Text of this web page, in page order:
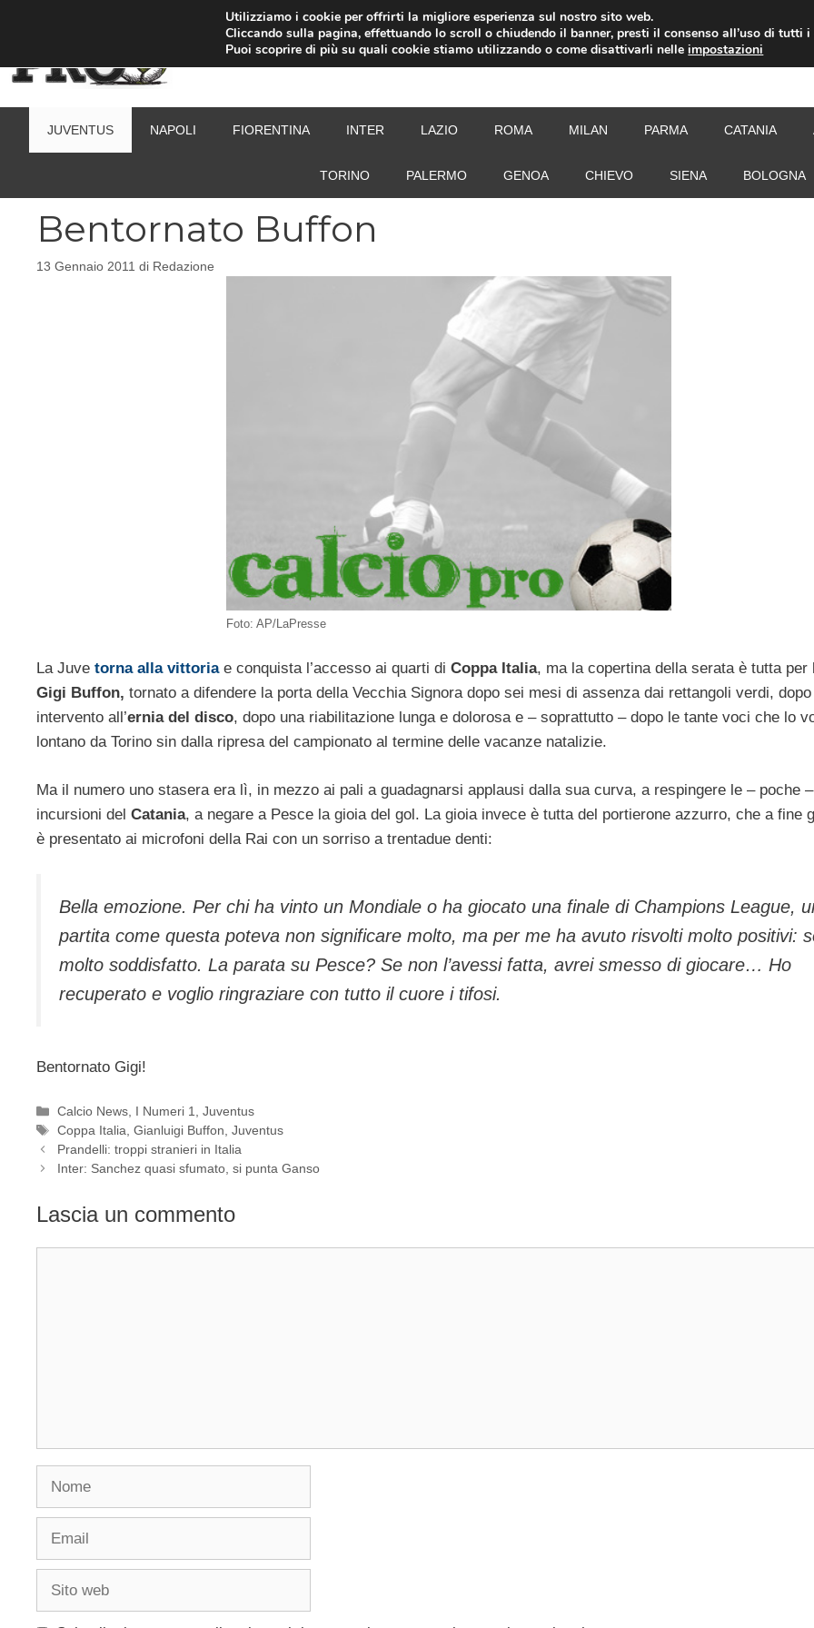
JUVENTUS NAPOLI FIORENTINA INTER LAZIO ROMA MILAN PARMA CATANIA
TORINO PALERMO GENOA CHIEVO SIENA BOLOGNA
Bentornato Buffon
13 Gennaio 2011 di Redazione
Foto: AP/LaPresse
La Juve torna alla vittoriae conquista l’accesso ai quarti di Coppa Italia, ma la copertina della serata è tutta per
Gigi Buffon, tornato a difendere la porta della Vecchia Signora dopo sei mesi di assenza dai rettangoli verdi,
intervento all’ernia del disco, dopo una riabilitazione lunga e dolorosa e – soprattutto – dopo le tante voci che lo
lontano da Torino sin dalla ripresa del campionato al termine delle vacanze natalizie.
Ma il numero uno stasera era lì, in mezzo ai pali a guadagnarsi applausi dalla sua curva, a respingere le – poche –
incursioni del Catania, a negare a Pesce la gioia del gol. La gioia invece è tutta del portierone azzurro, che a fine
è presentato ai microfoni della Rai con un sorriso a trentadue denti:
Bella emozione. Per chi ha vinto un Mondiale o ha giocato una finale di Champions League,
partita come questa poteva non significare molto, ma per me ha avuto risvolti molto positivi:
molto soddisfatto. La parata su Pesce? Se non l’avessi fatta, avrei smesso di giocare… Ho
recuperato e voglio ringraziare con tutto il cuore i tifosi.
Bentornato Gigi!
Categorie
Calcio News, I Numeri 1,Juventus
Tag
Coppa Italia,Gianluigi Buffon,Juventus
Prandelli: troppi stranieri in Italia
Inter: Sanchez quasi sfumato, si punta Ganso
Lascia un commento
Nome
Email
Sito
Utilizziamo i cookie per offrirti la migliore esperienza sul nostro sito web.
Cliccando sulla pagina, effettuando lo scroll o chiudendo il banner, presti il consenso all’uso di tutti i
Puoi scoprire di più su quali cookie stiamo utilizzando o come disattivarli nelleimpostazioni